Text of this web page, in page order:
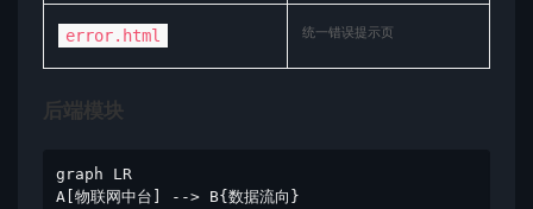
error.html 统一错误提示页
​后端模块​
graph LR
A[物联网中台] --> B{数据流向}